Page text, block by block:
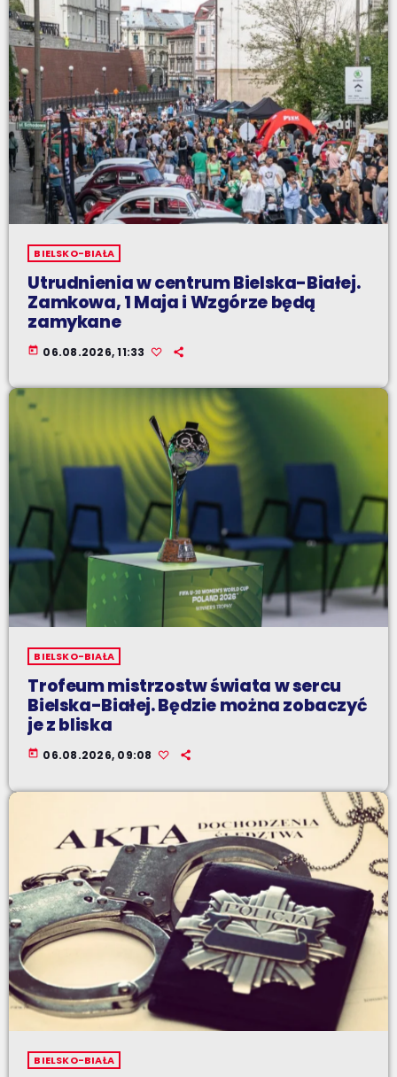
BIELSKO-BIAŁA
Utrudnienia w centrum Bielska-Białej.
Zamkowa, 1 Maja i Wzgórze będą
zamykane
today 06.08.2026, 11:33
BIELSKO-BIAŁA
Trofeum mistrzostw świata w sercu
Bielska-Białej. Będzie można zobaczyć
je z bliska
today 06.08.2026, 09:08
BIELSKO-BIAŁA